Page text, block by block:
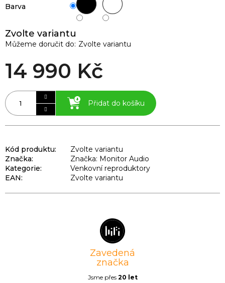
Zvolte variantu
Můžeme doručit do: Zvolte variantu
14 990 Kč
Přidat do košíku
Barva
Kód produktu:
Zvolte variantu
Značka:
Značka: Monitor Audio
Kategorie:
Venkovní reproduktory
EAN: Zvolte variantu
Zavedená
značka
Jsme přes 20 let